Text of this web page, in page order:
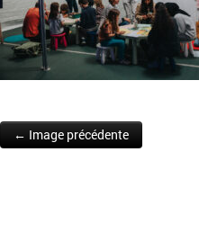
Post navigation
← Image précédente